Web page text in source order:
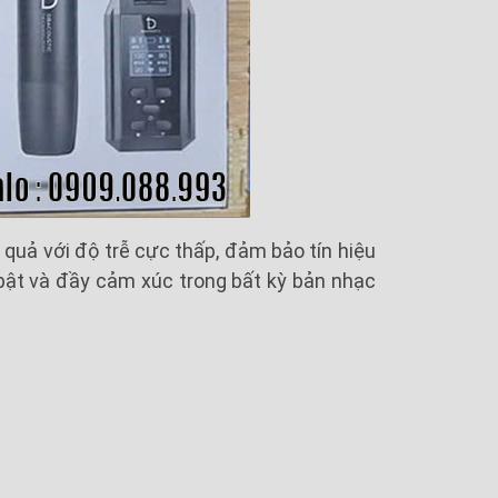
với độ trễ cực thấp, đảm bảo tín hiệu
và đầy cảm xúc trong bất kỳ bản nhạc
cách linh hoạt, dễ dàng. Dù là thể loại
dễ hát hơn bao giờ hết.